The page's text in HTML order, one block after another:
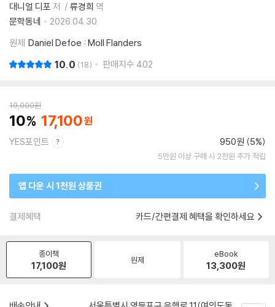
대니얼 디포 저 류경희 역
문학동네
2026.04.30.
원제 Daniel Defoe : Moll Flanders
10.0 18 판매지수 402
19,000원
10 17,100
YES포인트 950원 (5%)
5만원 이상 구매 시 2천원 추가 적립
앱 다운 시 1천원 상품권
결제혜택 카드/간편결제 혜택을 확인하세요
종이책
17,100원 원제
eBook
13,300원